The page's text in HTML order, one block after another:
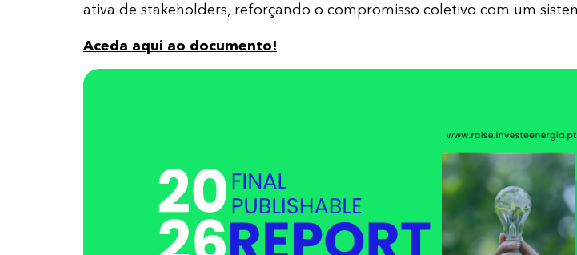
ativa de stakeholders, reforçando o compromisso coletivo com um
Aceda aqui ao documento!